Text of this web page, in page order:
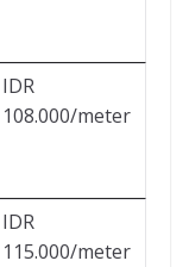
IDR
108.000/meter
IDR
115.000/meter